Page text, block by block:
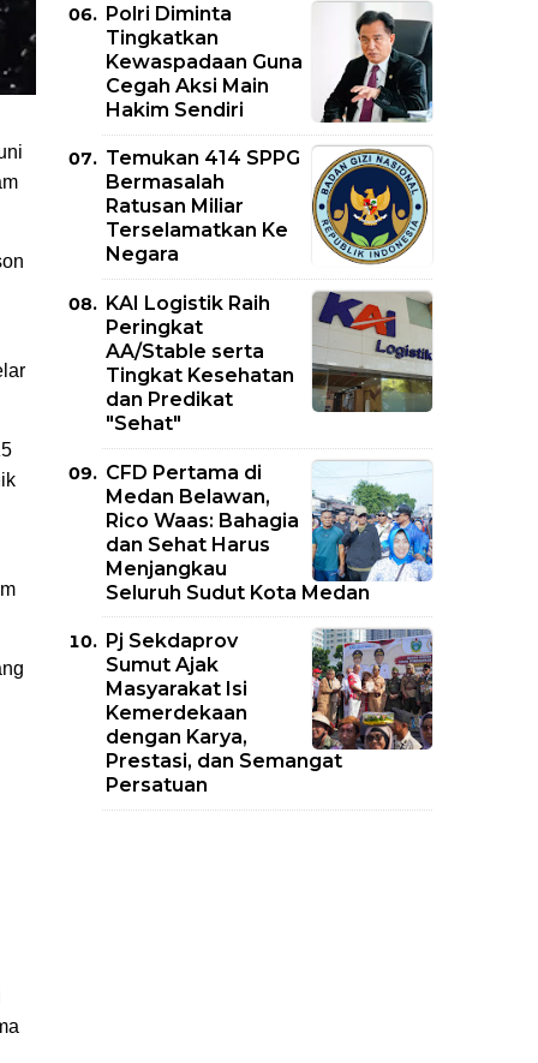
Polri Diminta
Tingkatkan
Kewaspadaan Guna
Cegah Aksi Main
Hakim Sendiri
Temukan 414 SPPG
Bermasalah
Ratusan Miliar
Terselamatkan Ke
Negara
KAI Logistik Raih
Peringkat
AA/Stable serta
Tingkat Kesehatan
dan Predikat
"Sehat"
CFD Pertama di
Medan Belawan,
Rico Waas: Bahagia
dan Sehat Harus
Menjangkau
Seluruh Sudut Kota Medan
Pj Sekdaprov
Sumut Ajak
Masyarakat Isi
Kemerdekaan
dengan Karya,
Prestasi, dan Semangat
Persatuan